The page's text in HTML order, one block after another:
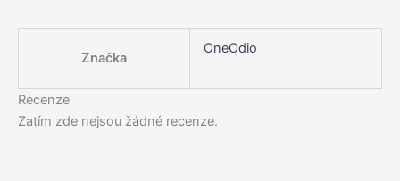
Značka
OneOdio
Recenze
Zatím zde nejsou žádné recenze.